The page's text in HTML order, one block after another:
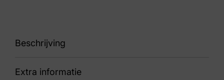
Beschrijving
29076-80242 K Kate REWOOLY ocean
Extra informatie